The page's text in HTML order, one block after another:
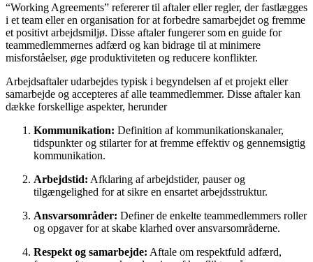
“Working Agreements” refererer til aftaler eller regler, der fastlægges
i et team eller en organisation for at forbedre samarbejdet og fremme
et positivt arbejdsmiljø. Disse aftaler fungerer som en guide for
teammedlemmernes adfærd og kan bidrage til at minimere
misforståelser, øge produktiviteten og reducere konflikter.
Arbejdsaftaler udarbejdes typisk i begyndelsen af et projekt eller
samarbejde og accepteres af alle teammedlemmer. Disse aftaler kan
dække forskellige aspekter, herunder
Kommunikation: Definition af kommunikationskanaler,
tidspunkter og stilarter for at fremme effektiv og gennemsigtig
kommunikation.
Arbejdstid: Afklaring af arbejdstider, pauser og
tilgængelighed for at sikre en ensartet arbejdsstruktur.
Ansvarsområder: Definer de enkelte teammedlemmers roller
og opgaver for at skabe klarhed over ansvarsområderne.
Respekt og samarbejde: Aftale om respektfuld adfærd,